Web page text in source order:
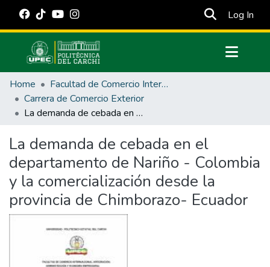
Log In
Communities & Collections
All of DSpace
Statistics
Estadísticas Externas
Manuales
Home
Facultad de Comercio Internacional, Integración, Administración y Economía Empresarial
Carrera de Comercio Exterior
La demanda de cebada en el departamento de Nariño - Colombia y la comercialización desde la provincia de Chimborazo- Ecuador
La demanda de cebada en el
departamento de Nariño - Colombia
y la comercialización desde la
provincia de Chimborazo- Ecuador